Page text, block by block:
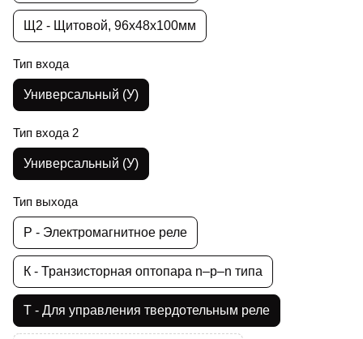
Щ2 - Щитовой, 96х48х100мм
Тип входа
Универсальный (У)
Тип входа 2
Универсальный (У)
Тип выхода
Р - Электромагнитное реле
К - Транзисторная оптопара n–p–n типа
Т - Для управления твердотельным реле